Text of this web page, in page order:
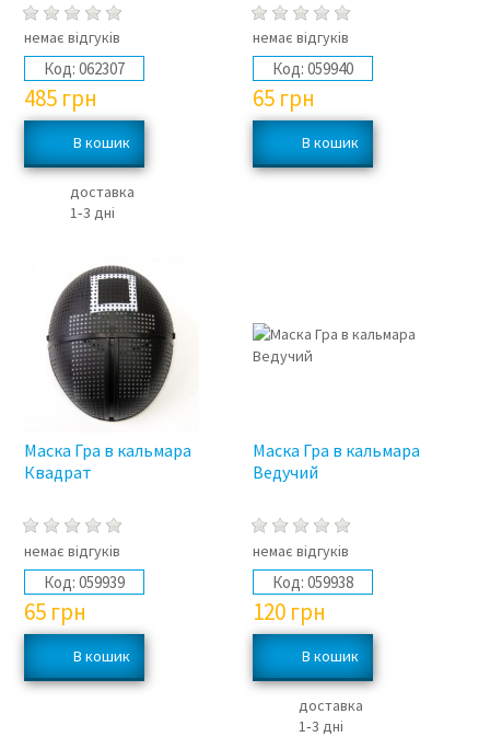
немає відгуків
Код: 062307
485 грн
доставка
1‑3 дні
немає відгуків
Код: 059940
65 грн
Маска Гра в кальмара
Квадрат
немає відгуків
Код: 059939
65 грн
Маска Гра в кальмара
Ведучий
немає відгуків
Код: 059938
120 грн
доставка
1‑3 дні